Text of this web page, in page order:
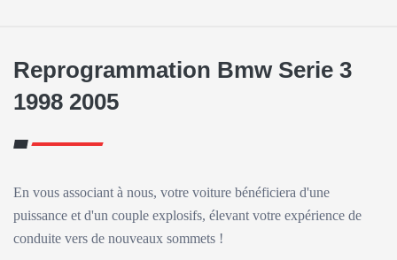
Reprogrammation Bmw Serie 3
1998 2005
En vous associant à nous, votre voiture bénéficiera d'une
puissance et d'un couple explosifs, élevant votre expérience de
conduite vers de nouveaux sommets !